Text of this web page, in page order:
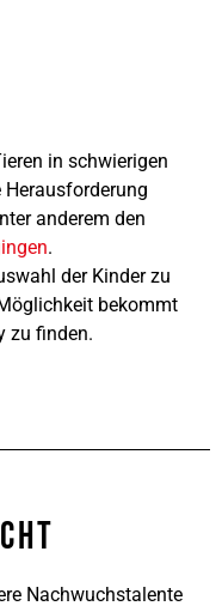
in schwierigen
Herausforderung
anderem den
.
der Kinder zu
bekommt
zu finden.
Nachwuchstalente